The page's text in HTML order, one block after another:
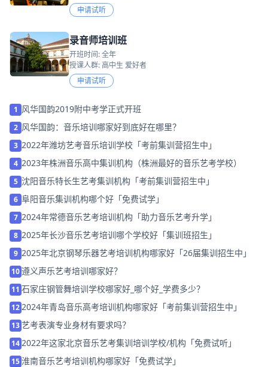
申请试听
录音师培训班
开班时间: 全年
授课人群: 高中生 爱好者
申请试听
1 风华国韵2019附中考学正式开班
2 风华国韵：音乐培训哪家好到底好在哪里？
3 2022年潍坊艺考音乐培训学校「考前集训营招生中」
4 2023年株洲音乐高中集训机构（株洲最好的音乐艺考学校）
5 沈阳音乐特长生艺考集训机构「考前集训营招生中」
6 阜阳音乐集训机构哪个好「免费试学」
7 2024年常德音乐艺考培训机构「助力音乐艺考升学」
8 2025年长沙音乐艺考培训哪个学校好「集训班招生」
9 2025年北京钢琴乐器艺考培训机构哪家好「26届集训招生中」
10遵义声乐艺考培训哪家好？
11 石家庄钢管舞培训学校哪家好_哪个好_学费多少？
12 2024年青岛音乐高考培训机构哪家好「考前集训营招生中」
13艺考表演专业身材有要求吗？
14 2022年这家北京音乐艺考集训培训学校/机构「免费试听」
15淮南音乐艺考培训机构哪家好「免费试学」